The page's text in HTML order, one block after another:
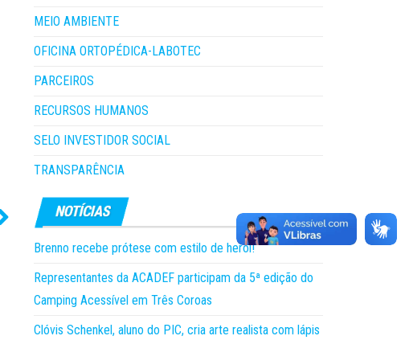
MEIO AMBIENTE
OFICINA ORTOPÉDICA-LABOTEC
PARCEIROS
RECURSOS HUMANOS
SELO INVESTIDOR SOCIAL
TRANSPARÊNCIA
Brenno recebe prótese com estilo de herói!
Representantes da ACADEF participam da 5ª edição do
Camping Acessível em Três Coroas
Clóvis Schenkel, aluno do PIC, cria arte realista com lápis